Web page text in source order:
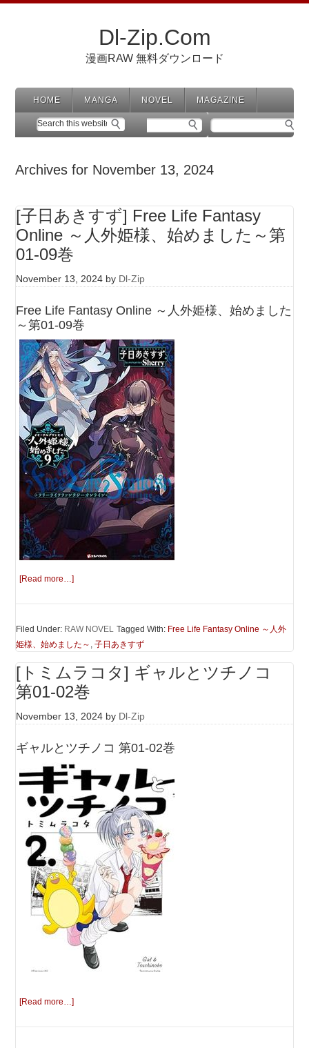
Dl-Zip.Com
漫画RAW 無料ダウンロード
HOME MANGA NOVEL MAGAZINE
Archives for November 13, 2024
[子日あきすず] Free Life Fantasy
Online ～人外姫様、始めました～第
01-09巻
November 13, 2024 by Dl-Zip
Free Life Fantasy Online ～人外姫様、始めました
～第01-09巻
[Read more…]
Filed Under: RAW NOVEL Tagged With: Free Life Fantasy Online ～人外
姫様、始めました～ ,子日あきすず
[トミムラコタ] ギャルとツチノコ
第01-02巻
November 13, 2024 by Dl-Zip
ギャルとツチノコ 第01-02巻
[Read more…]